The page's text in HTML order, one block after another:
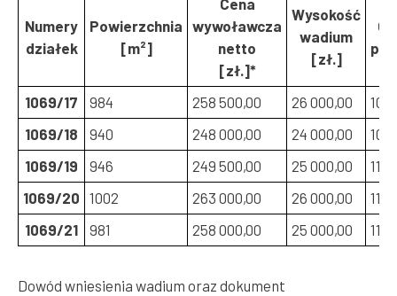
Numery
działek
Powierzchnia
[m²]
Cena
wywoławcza
netto
[zł.]*
Wysokość
wadium
[zł.]
1069/17 984 258 500,00 26 000,00
1069/18
940 248 000,00 24 000,00
1069/19
946 249 500,00 25 000,00
1069/20 1002 263 000,00 26 000,00
1069/21
981 258 000,00 25 000,00
Dowód wniesienia wadium oraz dokument